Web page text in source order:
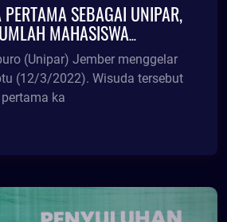
SEBAGAI UNIPAR,
MAHASISWA
(Unipar) Jember menggelar
(12/3/2022). Wisuda tersebut
ka